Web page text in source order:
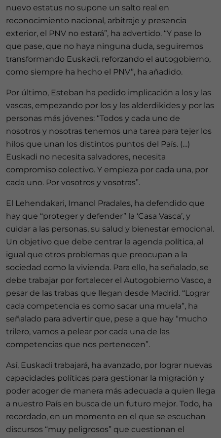
nuevo estatus no supone un salto real en
reconocimiento nacional, arbitraje y presencia
exterior, el PNV no estará”, ha advertido. “Y pase lo
que pase, que no haya ninguna duda, seguiremos
transformando Euskadi, reforzando el autogobierno,
como siempre ha hecho el PNV”, ha añadido.
Por último, Esteban ha pedido implicación a los y las
vascas, empezando por los y las alderdikides y por las
personas más jóvenes: “Todos y cada uno de
nosotros y nosotras tenemos una tarea para tejer los
hilos que unan los distintos puntos del País. (…)
Euskadi no necesita salvadores, necesita
compromiso colectivo. Y empieza por cada una, por
cada uno. Por vosotros y vosotras”.
El Lehendakari, Imanol Pradales, ha defendido que
hay que “proteger y defender” la ‘Casa Vasca’, y
cuidar a las personas, su salud y bienestar emocional.
Un objetivo que debe centrar la agenda política, al
igual que otros problemas que preocupan a la
sociedad como la vivienda. Para ello, ha señalado, se
debe trabajar por fortalecer el Autogobierno Vasco, a
pesar de las trabas que llegan desde Madrid. “Lograr
cada competencia es como sacar una muela”, ha
señalado para advertir que, pese a que hay “mucho
trilero, vamos a pelear por cada una de las
competencias que nos pertenecen”.
Así, Euskadi trabajará, ha avanzado, por lograr nuevas
capacidades políticas para gestionar la migración y
poder acoger de manera más adecuada a quien llega
a nuestro País en busca de un futuro mejor. Todo, ha
recordado, en un momento en el que se escuchan
discursos “muy peligrosos” que cuestionan el